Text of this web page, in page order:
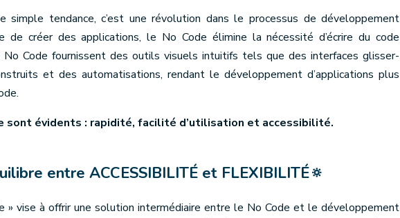
simple tendance, c’est une révolution dans le processus de développement
de créer des applications, le No Code élimine la nécessité d’écrire du code
Code fournissent des outils visuels intuitifs tels que des interfaces glisser-
et des automatisations, rendant le développement d’applications plus
sont évidents : rapidité, facilité d’utilisation et accessibilité.
entre ACCESSIBILITÉ et FLEXIBILITÉ🔅
» vise à offrir une solution intermédiaire entre le No Code et le développement